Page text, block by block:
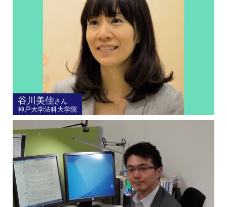
谷川美佳さん
神戸大学法科大学院